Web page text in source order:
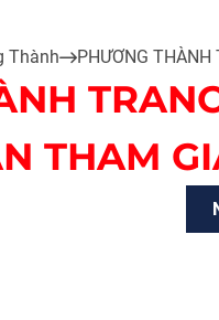
Thành PHƯƠNG THÀNH
THAM